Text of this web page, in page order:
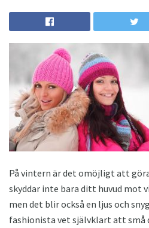
På vintern är det omöjligt att
skyddar inte bara ditt huvud mot
men det blir också en ljus och
fashionista vet självklart att små